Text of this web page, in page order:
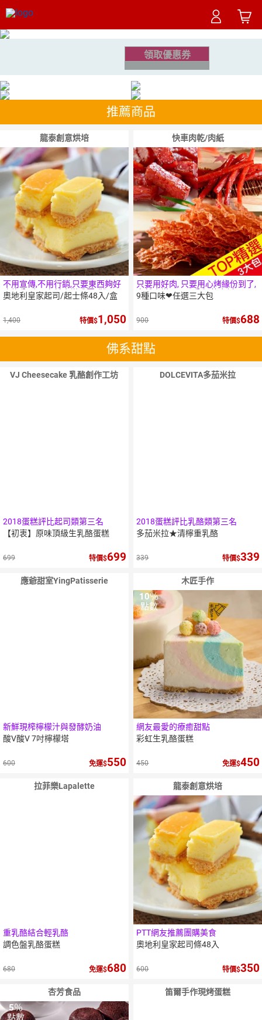
領取優惠券
推薦商品
龍泰創意烘培
不用宣傳,不用行銷,只要東西夠好
吃緣分到了,自然會變成團購版王
者
奧地利皇家起司/起士條48入/盒
1,400 特價 1,050
快車肉乾/肉紙
只要用好肉, 只要用心烤緣份到了,
自然會變0.01公分超薄肉紙!
9種口味❤任選三大包
900 特價 688
佛系甜點
VJ Cheesecake 乳酪創作工坊
2018蛋糕評比起司類第三名
【初衷】原味頂級生乳酪蛋糕
699 特價 699
DOLCEVITA多茄米拉
2018蛋糕評比乳酪類第三名
多茄米拉★清檸重乳酪
339 特價 339
應爺甜室YingPatisserie
新鮮現榨檸檬汁與發酵奶油
酸V酸V 7吋檸檬塔
600 免運 550
木匠手作
10％
點數
網友最愛的療癒甜點
彩虹生乳酪蛋糕
450 免運 450
拉菲樂Lapalette
重乳酪結合輕乳酪
調色盤乳酪蛋糕
680 免運 680
龍泰創意烘培
PTT網友推薦團購美食
奧地利皇家起司條48入
600 特價 350
杏芳食品
5％
點數
笛爾手作現烤蛋糕